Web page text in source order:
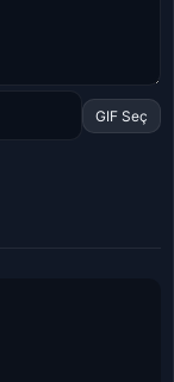
GIF Seç